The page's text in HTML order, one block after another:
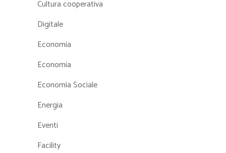
Cultura cooperativa
Digitale
Economia
Economia
Economia Sociale
Energia
Eventi
Facility